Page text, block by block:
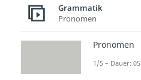
am
Eis
Voller
Grammatik
Pronomen
Pronomen
1/5 – Dauer: